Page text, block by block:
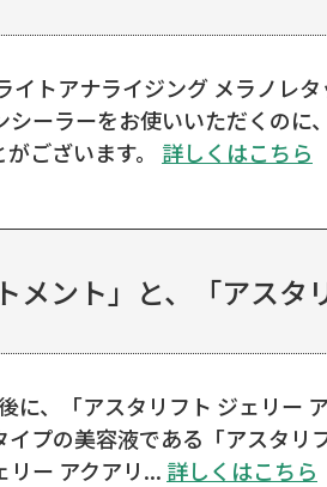
トアナライジング メラノレ
ーラーをお使いいただくの
ございます。 詳しくはこちら
メント」と、「アスタ
に、「アスタリフト ジェリー
プの美容液である「アスタリ
リー アクアリ... 詳しくはこちら